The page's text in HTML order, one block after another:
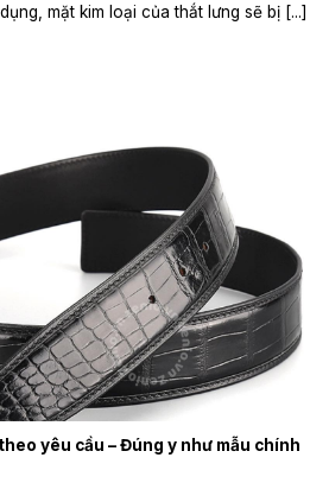
mặt kim loại của thắt lưng sẽ bị [...]
yêu cầu – Đúng y như mẫu chính